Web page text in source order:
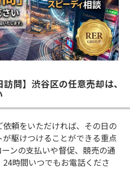
訪問】渋谷区の任意売却は、
頼をいただければ、その日の
駆けつけることができる重点
ンの支払いや督促、競売の通
時間いつでもお電話くださ